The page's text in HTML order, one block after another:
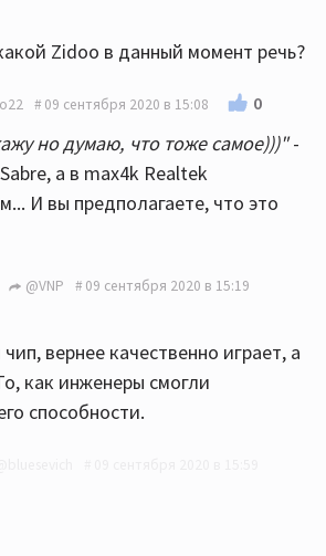
Zidoo в данный момент речь?
09 сентября 2020 в 15:08 0
но думаю, что тоже самое)))"-
а в max4k Realtek
И вы предполагаете, что это
@VNP 09 сентября 2020 в 15:19
вернее качественно играет, а
как инженеры смогли
способности.